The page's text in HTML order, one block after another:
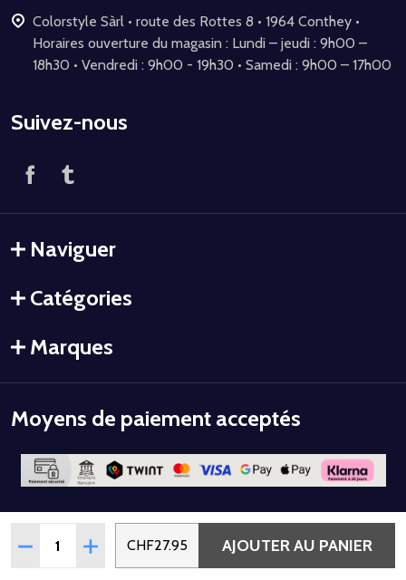
Quantité:
RÉDUIRE LA QUANTITÉ DE GEL THERMO-COIFFANT
AUGMENTER LA QUANTITÉ DE GEL THERMO-
CHF27.95 AJOUTER AU PANIER
Colorstyle Sàrl • route des Rottes 8 • 1964 Conthey •
Horaires ouverture du magasin : Lundi – jeudi : 9h00 –
18h30 • Vendredi : 9h00 - 19h30 • Samedi : 9h00 – 17h00
Suivez-nous
Naviguer
Catégories
Marques
Moyens de paiement acceptés